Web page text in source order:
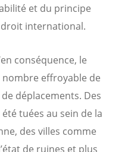
et du principe
international.
conséquence, le
effroyable de
déplacements. Des
tuées au sein de la
des villes comme
de ruines et plus